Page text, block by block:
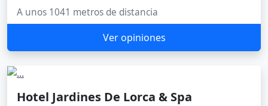
A unos 1041 metros de distancia
Ver opiniones
Hotel Jardines De Lorca & Spa